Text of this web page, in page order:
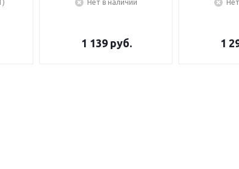
Нет в наличии
1 139руб. 1